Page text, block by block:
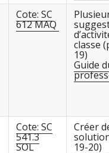
Cote: SC
612 MAQ
classe
19)
Guide
Cote: SC
541.3
SOL
Créer
19-20)